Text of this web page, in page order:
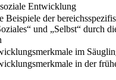
Entwicklung
Beispiele der
und „Selbst“ durch
im
in der